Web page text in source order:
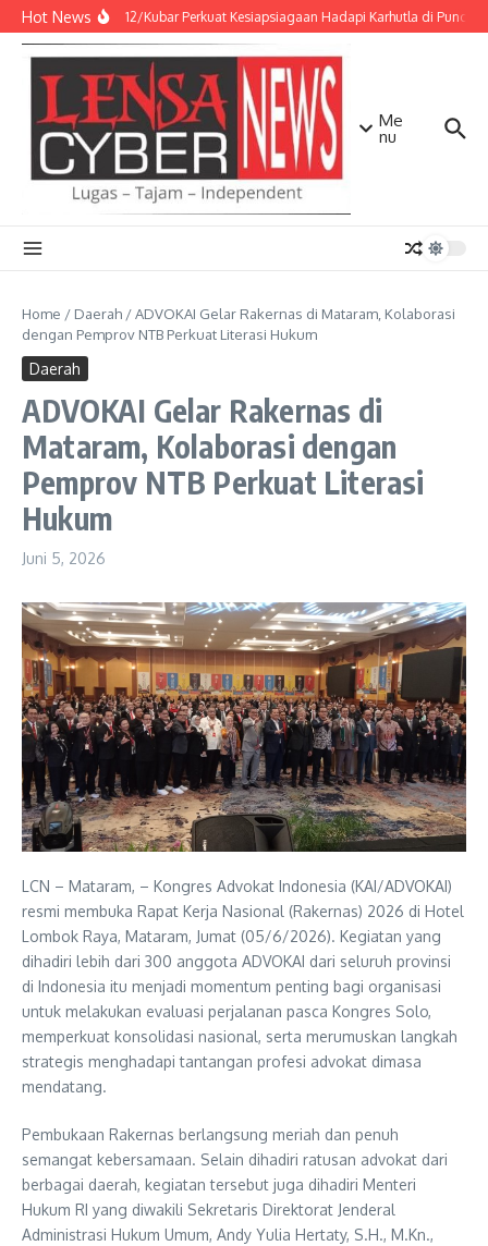
Lewati ke konten
Hot NewsKodim 0912/Kubar Perkuat Kesiapsiagaan Hadapi Karhutla di Puncak
Me
nu
Home / Daerah /ADVOKAI Gelar Rakernas di Mataram, Kolaborasi
dengan Pemprov NTB Perkuat Literasi Hukum
Daerah
ADVOKAI Gelar Rakernas di
Mataram, Kolaborasi dengan
Pemprov NTB Perkuat Literasi
Hukum
Juni 5, 2026
LCN – Mataram, – Kongres Advokat Indonesia (KAI/ADVOKAI)
resmi membuka Rapat Kerja Nasional (Rakernas) 2026 di Hotel
Lombok Raya, Mataram, Jumat (05/6/2026). Kegiatan yang
dihadiri lebih dari 300 anggota ADVOKAI dari seluruh provinsi
di Indonesia itu menjadi momentum penting bagi organisasi
untuk melakukan evaluasi perjalanan pasca Kongres Solo,
memperkuat konsolidasi nasional, serta merumuskan langkah
strategis menghadapi tantangan profesi advokat dimasa
mendatang.
Pembukaan Rakernas berlangsung meriah dan penuh
semangat kebersamaan. Selain dihadiri ratusan advokat dari
berbagai daerah, kegiatan tersebut juga dihadiri Menteri
Hukum RI yang diwakili Sekretaris Direktorat Jenderal
Administrasi Hukum Umum, Andy Yulia Hertaty, S.H., M.Kn.,